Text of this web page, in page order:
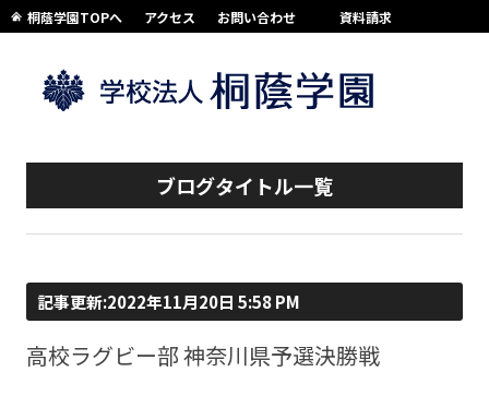
桐蔭学園TOPへ アクセス お問い合わせ 資料請求
ブログタイトル一覧
記事更新:2022年11月20日 5:58 PM
高校ラグビー部 神奈川県予選決勝戦